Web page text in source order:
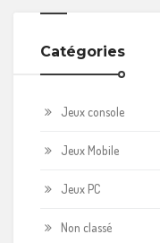
Catégories
Jeux console
Jeux Mobile
Jeux PC
Non classé